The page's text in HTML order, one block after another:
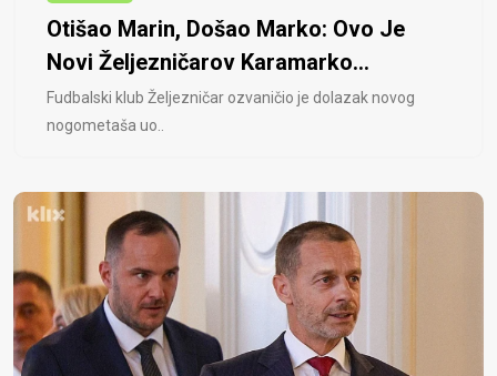
Otišao Marin, Došao Marko: Ovo Je
Novi Željezničarov Karamarko...
Fudbalski klub Željezničar ozvaničio je dolazak novog
nogometaša uo..